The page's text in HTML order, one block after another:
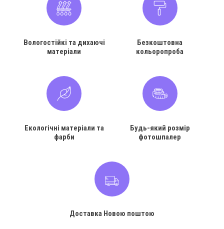
Вологостійкі та дихаючі
матеріали
Безкоштовна
кольоропроба
Екологічні матеріали та
фарби
Будь-який розмір
фотошпалер
Доставка Новою поштою